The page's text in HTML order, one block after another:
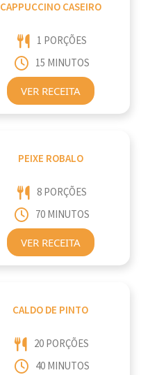
CAPPUCCINO CASEIRO
1 PORÇÕES
15 MINUTOS
VER RECEITA
PEIXE ROBALO
8 PORÇÕES
70 MINUTOS
VER RECEITA
CALDO DE PINTO
20 PORÇÕES
40 MINUTOS